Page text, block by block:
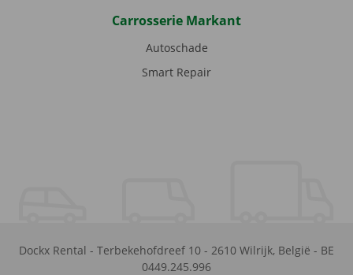
Carrosserie Markant
Autoschade
Smart Repair
Dockx Rental - Terbekehofdreef 10 - 2610 Wilrijk, België - BE
0449.245.996